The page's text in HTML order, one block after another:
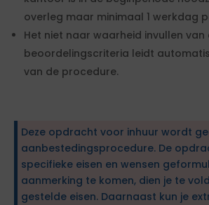
overleg maar minimaal 1 werkdag
Het niet naar waarheid invullen van
beoordelingscriteria leidt
van de procedure.
Deze opdracht voor inhuur wordt
aanbestedingsprocedure. De
specifieke eisen en wensen
aanmerking te komen, dien je te
gestelde eisen. Daarnaast kun je